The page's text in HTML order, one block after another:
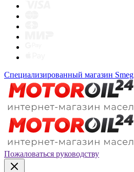
Специализированный магазин Smeg
Пожаловаться руководству